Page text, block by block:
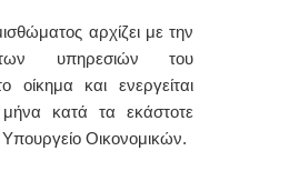
αρχίζει με την
υπηρεσιών του
οίκημα και ενεργείται
κατά τα εκάστοτε
Οικονομικών.